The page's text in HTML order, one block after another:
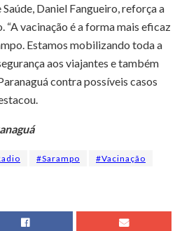
Daniel Fangueiro, reforça a
“A vacinação é a forma mais eficaz
Estamos mobilizando toda a
aos viajantes e também
contra possíveis casos
#Sarampo
#Vacinação